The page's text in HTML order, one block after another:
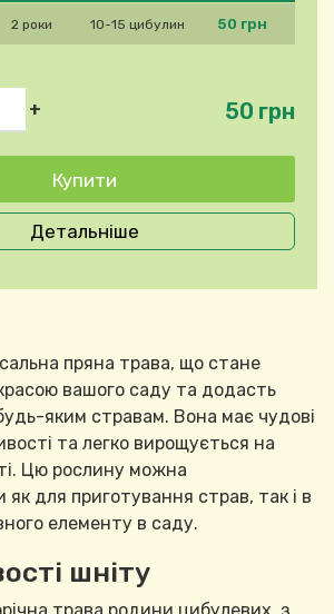
2 роки 10-15 цибулин 50 грн
+ 50 грн
Детальніше
пряна трава, що стане
вашого саду та додасть
яким стравам. Вона має чудові
та легко вирощується на
Цю рослину можна
як для приготування страв, так і в
елементу в саду.
шніту